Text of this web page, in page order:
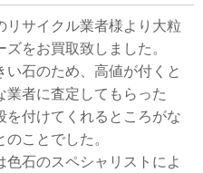
リサイクル業者様より大粒
をお買取致しました。
い石のため、高値が付くと
業者に査定してもらった
を付けてくれるところがな
のことでした。
色石のスペシャリストによ